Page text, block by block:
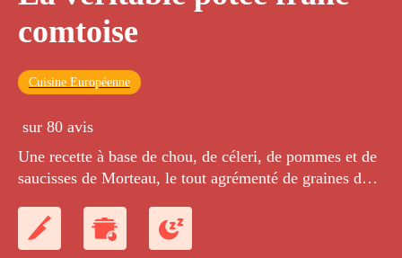
comtoise
Cuisine Européenne
sur 80 avis
Une recette à base de chou, de céleri, de pommes et de
saucisses de Morteau, le tout agrémenté de graines de